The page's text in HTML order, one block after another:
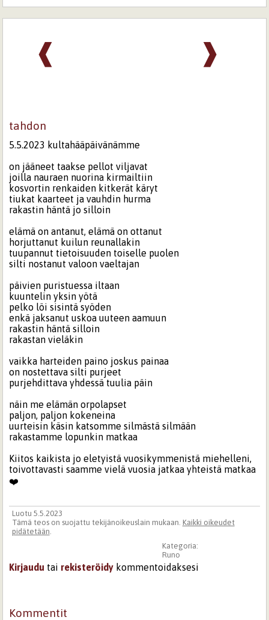
❱
❰
tahdon
5.5.2023 kultahääpäivänämme
on jääneet taakse pellot viljavat
joilla nauraen nuorina kirmailtiin
kosvortin renkaiden kitkerät käryt
tiukat kaarteet ja vauhdin hurma
rakastin häntä jo silloin
elämä on antanut, elämä on ottanut
horjuttanut kuilun reunallakin
tuupannut tietoisuuden toiselle puolen
silti nostanut valoon vaeltajan
päivien puristuessa iltaan
kuuntelin yksin yötä
pelko löi sisintä syöden
enkä jaksanut uskoa uuteen aamuun
rakastin häntä silloin
rakastan vieläkin
vaikka harteiden paino joskus painaa
on nostettava silti purjeet
purjehdittava yhdessä tuulia päin
näin me elämän orpolapset
paljon, paljon kokeneina
uurteisin käsin katsomme silmästä silmään
rakastamme lopunkin matkaa
Kiitos kaikista jo eletyistä vuosikymmenistä miehelleni,
toivottavasti saamme vielä vuosia jatkaa yhteistä matkaa
❤️
Luotu 5.5.2023
Tämä teos on suojattu tekijänoikeuslain mukaan. Kaikki oikeudet
pidätetään.
Kategoria:
Runo
Kirjaudu tai rekisteröidy kommentoidaksesi
Kommentit